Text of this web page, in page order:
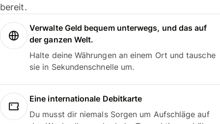
bereit.
Verwalte Geld bequem unterwegs, und das auf
der ganzen Welt.
Halte deine Währungen an einem Ort und tausche
sie in Sekundenschnelle um.
Eine internationale Debitkarte
Du musst dir niemals Sorgen um Aufschläge auf